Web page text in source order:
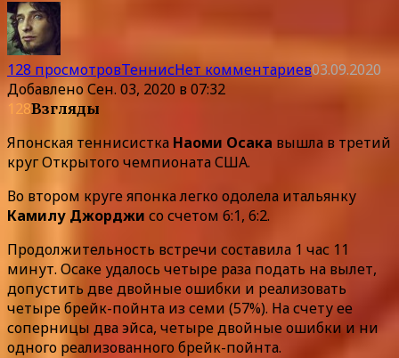
128 просмотровТеннисНет комментариев03.09.2020
ДобавленоСен. 03, 2020 в 07:32
128Взгляды
Японская теннисистка Наоми Осака вышла в третий
круг Открытого чемпионата США.
Во втором круге японка легко одолела итальянку
Камилу Джорджи со счетом 6:1, 6:2.
Продолжительность встречи составила 1 час 11
минут. Осаке удалось четыре раза подать на вылет,
допустить две двойные ошибки и реализовать
четыре брейк-пойнта из семи (57%). На счету ее
соперницы два эйса, четыре двойные ошибки и ни
одного реализованного брейк-пойнта.